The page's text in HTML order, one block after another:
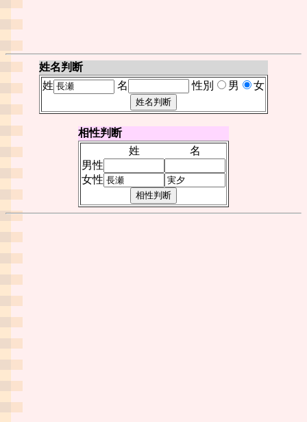
姓名判断
姓
名 性別 男 女
相性判断
姓
名
男性
女性